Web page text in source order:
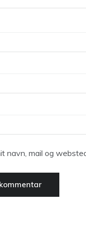
navn, mail og